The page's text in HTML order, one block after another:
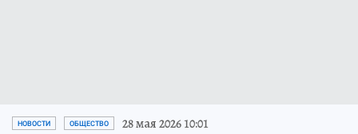
НОВОСТИ ОБЩЕСТВО 28 мая 2026 10:01